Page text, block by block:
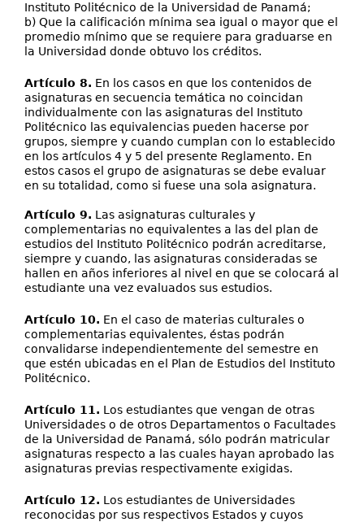
Instituto Politécnico de la Universidad de Panamá;
b) Que la calificación mínima sea igual o mayor que el
promedio mínimo que se requiere para graduarse en
la Universidad donde obtuvo los créditos.
Artículo 8. En los casos en que los contenidos de
asignaturas en secuencia temática no coincidan
individualmente con las asignaturas del Instituto
Politécnico las equivalencias pueden hacerse por
grupos, siempre y cuando cumplan con lo establecido
en los artículos 4 y 5 del presente Reglamento. En
estos casos el grupo de asignaturas se debe evaluar
en su totalidad, como si fuese una sola asignatura.
Artículo 9. Las asignaturas culturales y
complementarias no equivalentes a las del plan de
estudios del Instituto Politécnico podrán acreditarse,
siempre y cuando, las asignaturas consideradas se
hallen en años inferiores al nivel en que se colocará al
estudiante una vez evaluados sus estudios.
Artículo 10. En el caso de materias culturales o
complementarias equivalentes, éstas podrán
convalidarse independientemente del semestre en
que estén ubicadas en el Plan de Estudios del Instituto
Politécnico.
Artículo 11. Los estudiantes que vengan de otras
Universidades o de otros Departamentos o Facultades
de la Universidad de Panamá, sólo podrán matricular
asignaturas respecto a las cuales hayan aprobado las
asignaturas previas respectivamente exigidas.
Artículo 12. Los estudiantes de Universidades
reconocidas por sus respectivos Estados y cuyos